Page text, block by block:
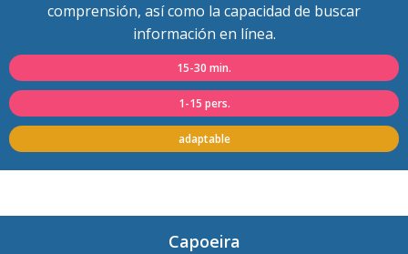
comprensión, así como la capacidad de buscar
información en línea.
15-30 min.
1-15 pers.
adaptable
Capoeira